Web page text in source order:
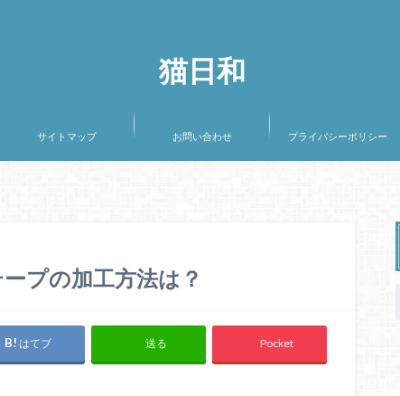
猫日和
サイトマップ お問い合わせ プライバシーポリシー
プの加工方法は？
はてブ 送る Pocket